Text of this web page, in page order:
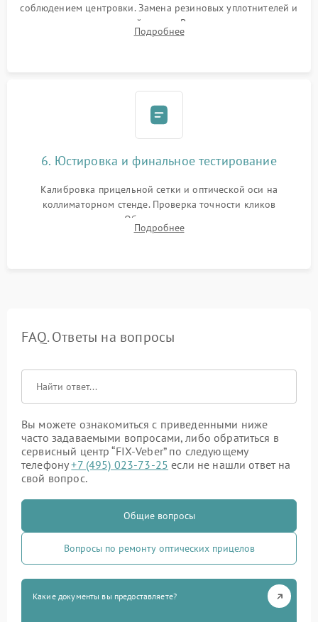
соблюдением центровки. Замена резиновых уплотнителей и
нанесение влагозащитной смазки. Вакуумирование корпуса
и заполнение его осушенным азотом или аргоном для
Подробнее
6. Юстировка и финальное тестирование
Калибровка прицельной сетки и оптической оси на
коллиматорном стенде. Проверка точности кликов
механизма поправок. Обязательное испытание прицела на
ударном стенде для проверки устойчивости к отдаче и
Подробнее
FAQ. Ответы на вопросы
Вы можете ознакомиться с приведенными ниже
часто задаваемыми вопросами, либо обратиться в
сервисный центр “FIX-Veber” по следующему
телефону+7 (495) 023-73-25 если не нашли ответ на
свой вопрос.
Общие вопросы
Вопросы по ремонту оптических прицелов
Какие документы вы предоставляете?